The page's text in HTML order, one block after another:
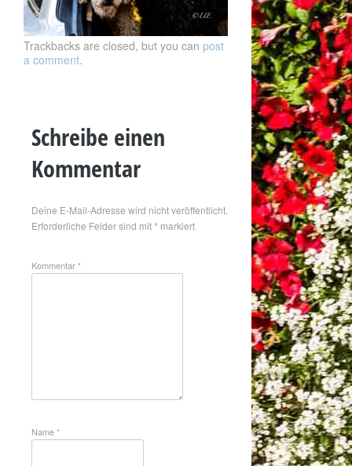
Trackbacks are closed, but you can post
a comment.
Schreibe einen
Kommentar
Deine E-Mail-Adresse wird nicht veröffentlicht.
Erforderliche Felder sind mit* markiert
Kommentar*
Name*